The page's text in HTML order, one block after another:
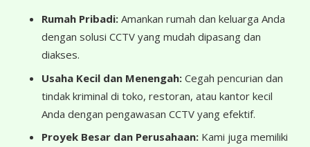
Rumah Pribadi: Amankan rumah dan keluarga Anda
dengan solusi CCTV yang mudah dipasang dan
diakses.
Usaha Kecil dan Menengah: Cegah pencurian dan
tindak kriminal di toko, restoran, atau kantor kecil
Anda dengan pengawasan CCTV yang efektif.
Proyek Besar dan Perusahaan: Kami juga memiliki